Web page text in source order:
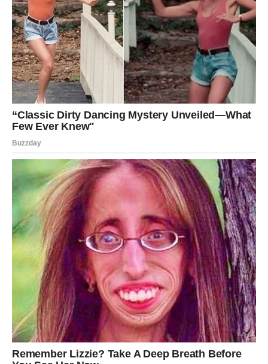
Vodolije i Jarčevi, jer upravo njima zvezde donose
najveće preokrete, uspehe i događaje koji će im ostati u
sećanju. Ipak, svaki znak dobija priliku da prihvati
promene koje dolaze i napravi važan korak ka srećnijem
životu. Pred vama su dani koji mogu pokazati da sudbina
ponekad pripremi mnogo lepše priče nego što smo ikada
mogli da zamislimo.